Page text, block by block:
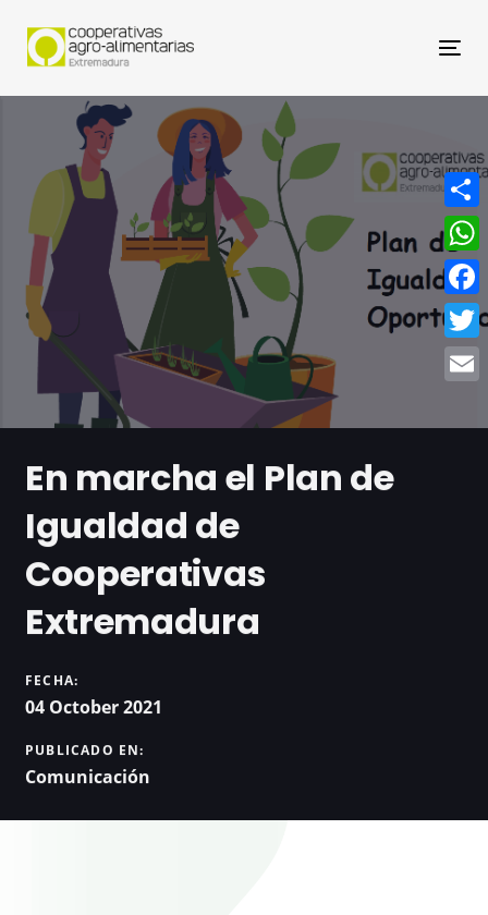
En marcha el Plan de
Igualdad de
Cooperativas
Extremadura
FECHA:
04 October 2021
PUBLICADO EN:
Comunicación